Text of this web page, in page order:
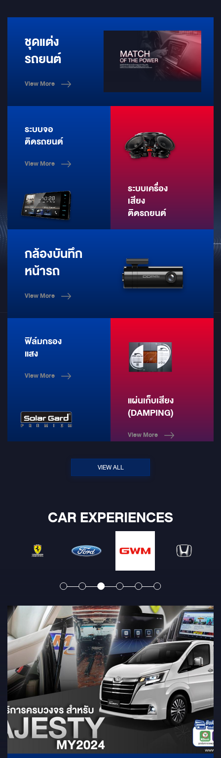
ชุดแต่ง
รถยนต์
View More
ระบบจอ
ติดรถยนต์
View More
ระบบเครื่อง
เสียง
ติดรถยนต์
กล้องบันทึก
หน้ารถ
View More
ฟิล์มกรอง
แสง
View More
แผ่นเก็บเสียง
(DAMPING)
View More
VIEW ALL
CAR EXPERIENCES